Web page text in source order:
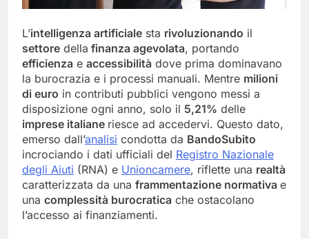
L’intelligenza artificiale sta rivoluzionando il
settore della finanza agevolata, portando
efficienza e accessibilità dove prima dominavano
la burocrazia e i processi manuali. Mentre milioni
di euro in contributi pubblici vengono messi a
disposizione ogni anno, solo il 5,21% delle
imprese italiane riesce ad accedervi. Questo dato,
emerso dall’analisi condotta da BandoSubito
incrociando i dati ufficiali del Registro Nazionale
degli Aiuti (RNA) e Unioncamere, riflette una realtà
caratterizzata da una frammentazione normativa e
una complessità burocratica che ostacolano
l’accesso ai finanziamenti.